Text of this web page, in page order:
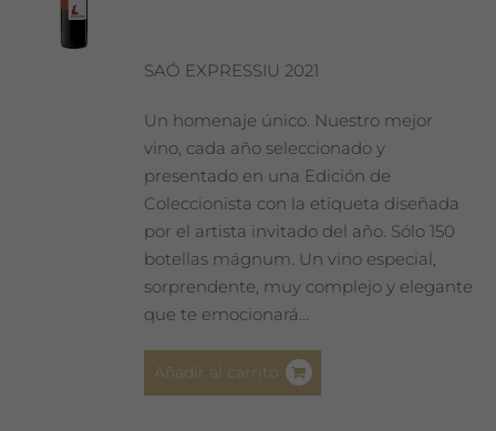
SAÓ EXPRESSIU 2021
Un homenaje único. Nuestro mejor
vino, cada año seleccionado y
presentado en una Edición de
Coleccionista con la etiqueta diseñada
por el artista invitado del año. Sólo 150
botellas mágnum. Un vino especial,
sorprendente, muy complejo y elegante
que te emocionará…
Añadir al carrito